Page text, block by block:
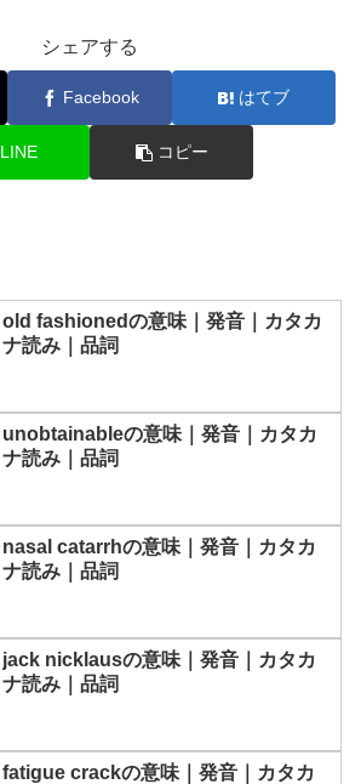
シェアする
Facebook はてブ
LINE コピー
old fashionedの意味｜発音｜カタカ
ナ読み｜品詞
unobtainableの意味｜発音｜カタカ
ナ読み｜品詞
nasal catarrhの意味｜発音｜カタカ
ナ読み｜品詞
jack nicklausの意味｜発音｜カタカ
ナ読み｜品詞
fatigue crackの意味｜発音｜カタカ